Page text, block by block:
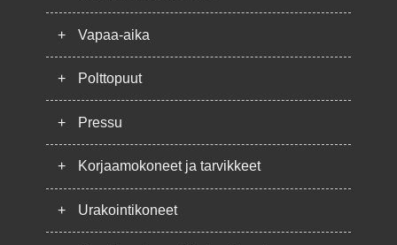
+ Vapaa-aika
+ Polttopuut
+ Pressu
+ Korjaamokoneet ja tarvikkeet
+ Urakointikoneet